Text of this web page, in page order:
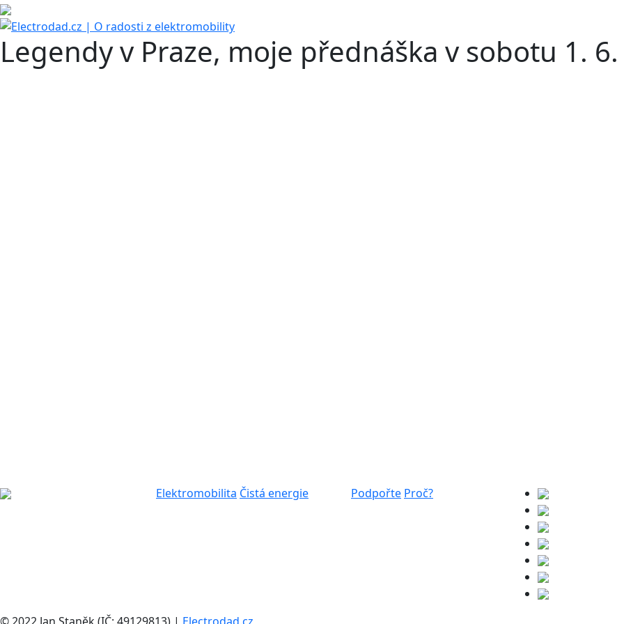
Legendy v Praze, moje přednáška v sobotu 1.
Elektromobilita Čistá energie Podpořte Proč?